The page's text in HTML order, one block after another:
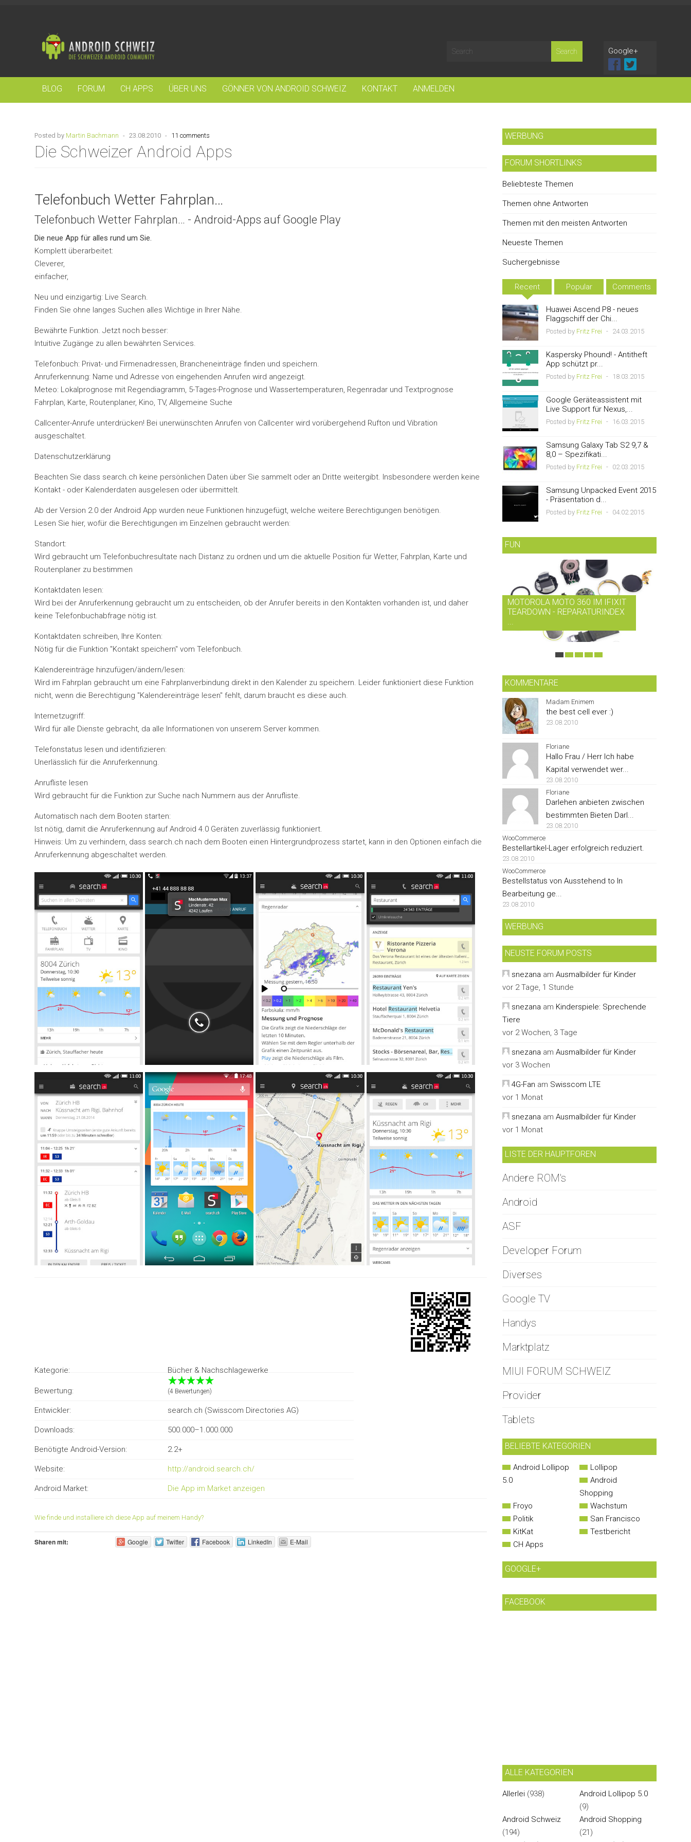
Google+
BLOG FORUM CH APPS ÜBER UNS GÖNNER VON ANDROID SCHWEIZ KONTAKT ANMELDEN
Posted by Martin Bachmann - 23.08.2010 - 11 comments
Die Schweizer Android Apps
Telefonbuch Wetter Fahrplan…
Telefonbuch Wetter Fahrplan… - Android-Apps auf Google Play
Die neue App für alles rund um Sie.
Komplett überarbeitet:
Cleverer,
einfacher,
Neu und einzigartig: Live Search.
Finden Sie ohne langes Suchen alles Wichtige in Ihrer Nähe.
Bewährte Funktion. Jetzt noch besser:
Intuitive Zugänge zu allen bewährten Services.
Telefonbuch: Privat- und Firmenadressen, Brancheneinträge finden und speichern.
Anruferkennung: Name und Adresse von eingehenden Anrufen wird angezeigt.
Meteo: Lokalprognose mit Regendiagramm, 5-Tages-Prognose und Wassertemperaturen, Regenradar und Textprognose
Fahrplan, Karte, Routenplaner, Kino, TV, Allgemeine Suche
Callcenter-Anrufe unterdrücken! Bei unerwünschten Anrufen von Callcenter wird vorübergehend Rufton und Vibration
ausgeschaltet.
Datenschutzerklärung
Beachten Sie dass search.ch keine persönlichen Daten über Sie sammelt oder an Dritte weitergibt. Insbesondere werden keine
Kontakt - oder Kalenderdaten ausgelesen oder übermittelt.
Ab der Version 2.0 der Android App wurden neue Funktionen hinzugefügt, welche weitere Berechtigungen benötigen.
Lesen Sie hier, wofür die Berechtigungen im Einzelnen gebraucht werden:
Standort:
Wird gebraucht um Telefonbuchresultate nach Distanz zu ordnen und um die aktuelle Position für Wetter, Fahrplan, Karte und
Routenplaner zu bestimmen
Kontaktdaten lesen:
Wird bei der Anruferkennung gebraucht um zu entscheiden, ob der Anrufer bereits in den Kontakten vorhanden ist, und daher
keine Telefonbuchabfrage nötig ist.
Kontaktdaten schreiben, Ihre Konten:
Nötig für die Funktion "Kontakt speichern" vom Telefonbuch.
Kalendereinträge hinzufügen/ändern/lesen:
Wird im Fahrplan gebraucht um eine Fahrplanverbindung direkt in den Kalender zu speichern. Leider funktioniert diese Funktion
nicht, wenn die Berechtigung "Kalendereinträge lesen" fehlt, darum braucht es diese auch.
Internetzugriff:
Wird für alle Dienste gebracht, da alle Informationen von unserem Server kommen.
Telefonstatus lesen und identifizieren:
Unerlässlich für die Anruferkennung.
Anrufliste lesen
Wird gebraucht für die Funktion zur Suche nach Nummern aus der Anrufliste.
Automatisch nach dem Booten starten:
Ist nötig, damit die Anruferkennung auf Android 4.0 Geräten zuverlässig funktioniert.
Hinweis: Um zu verhindern, dass search.ch nach dem Booten einen Hintergrundprozess startet, kann in den Optionen einfach die
Anruferkennung abgeschaltet werden.
Kategorie: Bücher & Nachschlagewerke
Bewertung: (4 Bewertungen)
Entwickler: search.ch (Swisscom Directories AG)
Downloads: 500.000–1.000.000
Benötigte Android-Version: 2.2+
Website: http://android.search.ch/
Android Market: Die App im Market anzeigen
Wie finde und installiere ich diese App auf meinem Handy?
Sharen mit: Google Twitter Facebook LinkedIn E-Mail
WERBUNG
FORUM SHORTLINKS
Beliebteste Themen
Themen ohne Antworten
Themen mit den meisten Antworten
Neueste Themen
Suchergebnisse
Recent Popular Comments
Huawei Ascend P8 - neues
Flaggschiff der Chi...
Posted by Fritz Frei - 24.03.2015
Kaspersky Phound! - Antitheft
App schützt pr...
Posted by Fritz Frei - 18.03.2015
Google Geräteassistent mit
Live Support für Nexus,...
Posted by Fritz Frei - 16.03.2015
Samsung Galaxy Tab S2 9,7 &
8,0 – Spezifikati...
Posted by Fritz Frei - 02.03.2015
Samsung Unpacked Event 2015
- Präsentation d...
Posted by Fritz Frei - 04.02.2015
FUN
MOTOROLA MOTO 360 IM IFIXIT
TEARDOWN - REPARATURINDEX
...
KOMMENTARE
Madam Enimem
the best cell ever :)
23.08.2010
Floriane
Hallo Frau / Herr Ich habe
Kapital verwendet wer...
23.08.2010
Floriane
Darlehen anbieten zwischen
bestimmten Bieten Darl...
23.08.2010
WooCommerce
Bestellartikel-Lager erfolgreich reduziert.
23.08.2010
WooCommerce
Bestellstatus von Ausstehend to In
Bearbeitung ge...
23.08.2010
WERBUNG
NEUSTE FORUM POSTS
snezana am Ausmalbilder für Kinder
vor 2 Tage, 1 Stunde
snezana am Kinderspiele: Sprechende
Tiere
vor 2 Wochen, 3 Tage
snezana am Ausmalbilder für Kinder
vor 3 Wochen
4G-Fan am Swisscom LTE
vor 1 Monat
snezana am Ausmalbilder für Kinder
vor 1 Monat
LISTE DER HAUPTFOREN
Andere ROM's
Android
ASF
Developer Forum
Diverses
Google TV
Handys
Marktplatz
MIUI FORUM SCHWEIZ
Provider
Tablets
BELIEBTE KATEGORIEN
Android Lollipop
5.0
Lollipop
Android
Shopping
Froyo
Wachstum
Politik
San Francisco
KitKat
Testbericht
CH Apps
GOOGLE+
FACEBOOK
ALLE KATEGORIEN
Allerlei (938)
Android Lollipop 5.0
(9)
Android Schweiz
(194)
Android Shopping
(21)